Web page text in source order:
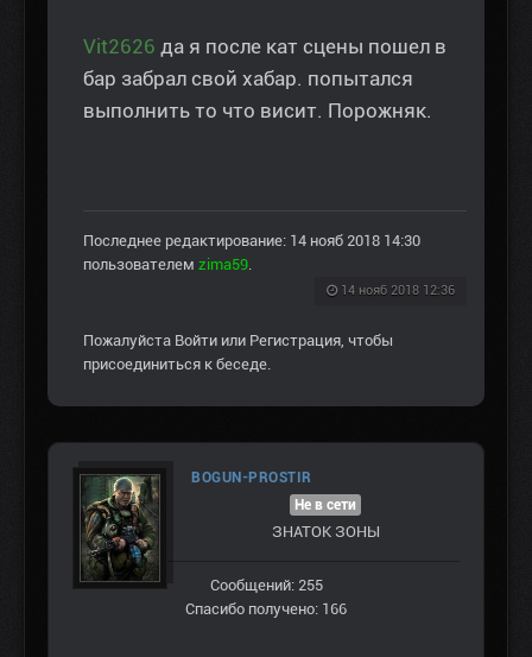
Vit2626 да я после кат сцены пошел в
бар забрал свой хабар. попытался
выполнить то что висит. Порожняк.
Последнее редактирование: 14 нояб 2018 14:30
пользователем zima59.
14 нояб 2018 12:36
Пожалуйста Войти или Регистрация, чтобы
присоединиться к беседе.
BOGUN-PROSTIR
Не в сети
ЗНАТОК ЗОНЫ
Сообщений: 255
Спасибо получено: 166